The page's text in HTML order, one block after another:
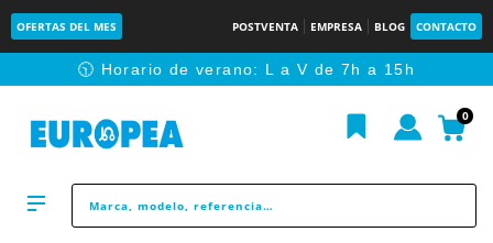
OFERTAS DEL MES POSTVENTA EMPRESA BLOG CONTACTO
🕥 Horario de verano: L a V de 7h a 15h
0